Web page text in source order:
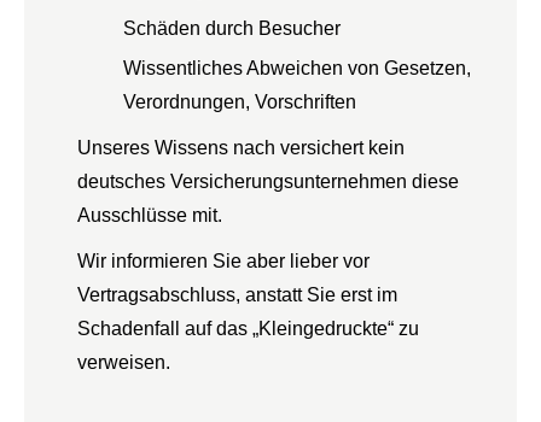
Schäden durch Besucher
Wissentliches Abweichen von Gesetzen,
Verordnungen, Vorschriften
Unseres Wissens nach versichert kein
deutsches Versicherungsunternehmen diese
Ausschlüsse mit.
Wir informieren Sie aber lieber vor
Vertragsabschluss, anstatt Sie erst im
Schadenfall auf das „Kleingedruckte“ zu
verweisen.